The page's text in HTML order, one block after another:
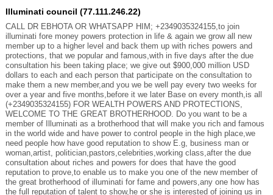
Illuminati council (77.111.246.22)
CALL DR EBHOTA OR WHATSAPP HIM; +2349035324155,to join
illuminati fore money powers protection in life & again we grow all new
member up to a higher level and back them up with riches powers and
protections, that we popular and famous,with in five days after the due
consultation his been taking place; we give out $900,000 million USD
dollars to each and each person that participate on the consultation to
make them a new member,and you we be well pay every two weeks for
over a year and five months,before it we later Base on every month,is all
(+2349035324155) FOR WEALTH POWERS AND PROTECTIONS,
WELCOME TO THE GREAT BROTHERHOOD. Do you want to be a
member of Illuminati as a brotherhood that will make you rich and famous
in the world wide and have power to control people in the high place,we
need people how have good reputation to show E.g, business man or
woman,artist, politician,pastors,celebrities,working class,after the due
consultation about riches and powers for does that have the good
reputation to prove,to enable us to make you one of the new member of
the great brotherhood of illuminati for fame and powers,any one how has
the full reputation of talent to show,he or she is interested of joining us in